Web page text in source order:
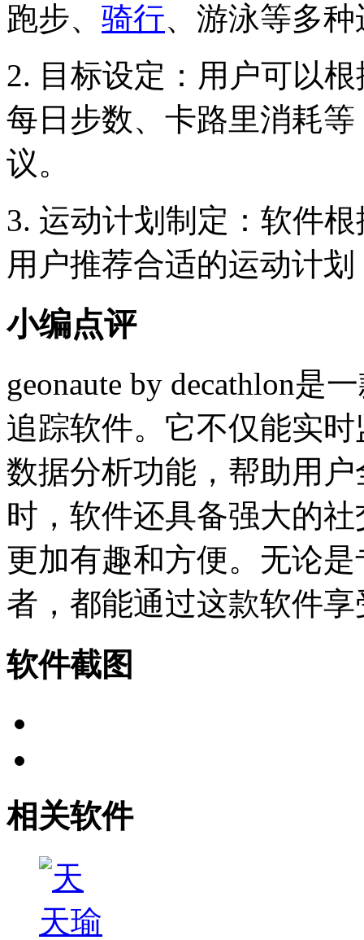
跑步、 骑行、游泳等多
2. 目标设定：用户可以
每日步数、卡路里消耗
议。
3. 运动计划制定：软件
用户推荐合适的运动计
小编点评
geonaute by decathlon是
追踪软件。它不仅能实
数据分析功能，帮助用
时，软件还具备强大的
更加有趣和方便。无论
者，都能通过这款软件
软件截图
相关软件